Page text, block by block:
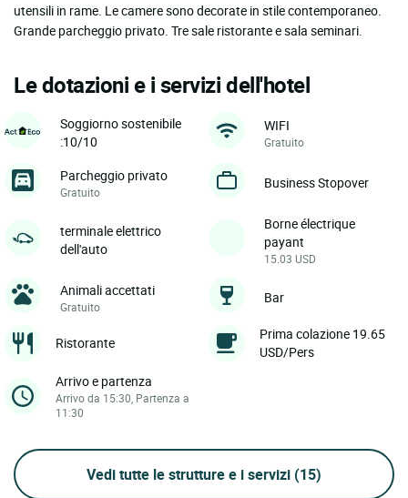
utensili in rame. Le camere sono decorate in stile contemporaneo.
Grande parcheggio privato. Tre sale ristorante e sala seminari.
Le dotazioni e i servizi dell'hotel
Soggiorno sostenibile
:10/10
WIFI
Gratuito
Parcheggio privato
Gratuito
Business Stopover
terminale elettrico
dell'auto
Borne électrique
payant
15.03 USD
Animali accettati
Gratuito
Bar
Ristorante
Prima colazione 19.65
USD/Pers
Arrivo e partenza
Arrivo da 15:30, Partenza a
11:30
Vedi tutte le strutture e i servizi (15)